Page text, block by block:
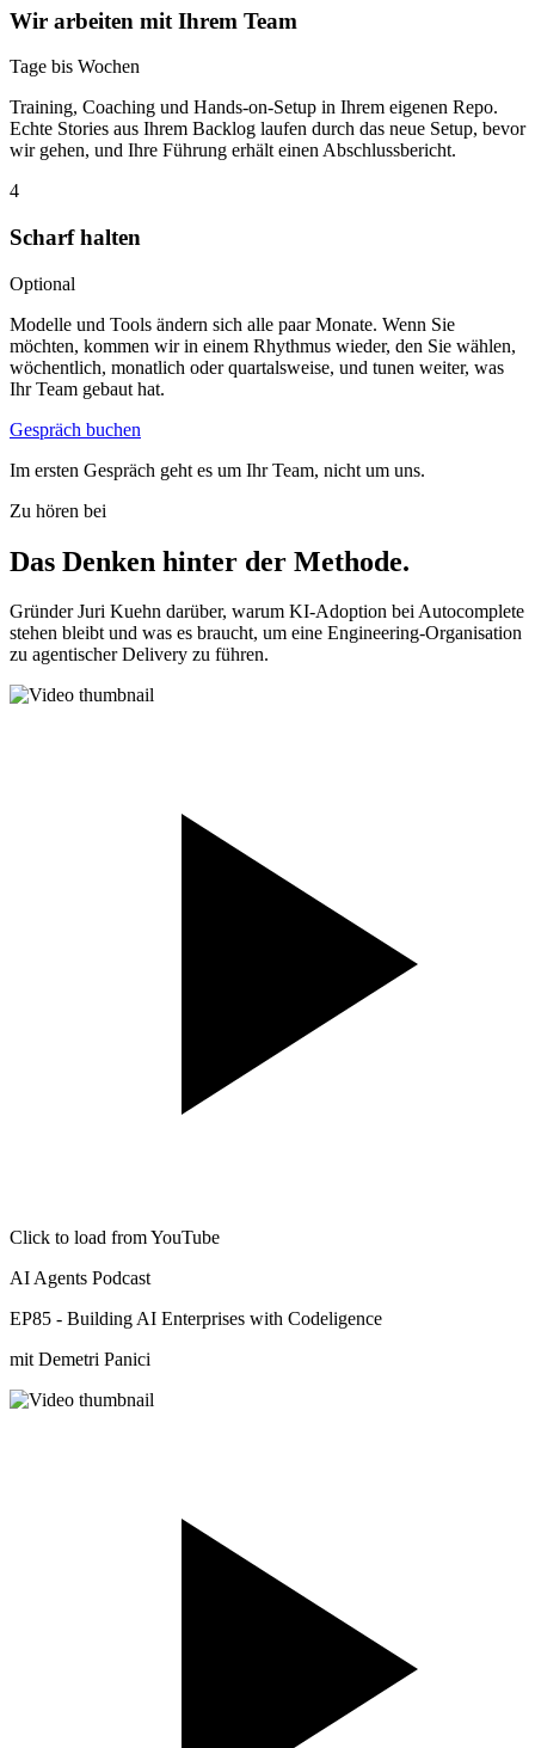
Wir arbeiten mit Ihrem Team
Tage bis Wochen
Training, Coaching und Hands-on-Setup in Ihrem eigenen Repo.
Echte Stories aus Ihrem Backlog laufen durch das neue Setup, bevor
wir gehen, und Ihre Führung erhält einen Abschlussbericht.
4
Scharf halten
Optional
Modelle und Tools ändern sich alle paar Monate. Wenn Sie
möchten, kommen wir in einem Rhythmus wieder, den Sie wählen,
wöchentlich, monatlich oder quartalsweise, und tunen weiter, was
Ihr Team gebaut hat.
Gespräch buchen
Im ersten Gespräch geht es um Ihr Team, nicht um uns.
Zu hören bei
Das Denken hinter der Methode.
Gründer Juri Kuehn darüber, warum KI-Adoption bei Autocomplete
stehen bleibt und was es braucht, um eine Engineering-Organisation
zu agentischer Delivery zu führen.
Click to load from YouTube
AI Agents Podcast
EP85 - Building AI Enterprises with Codeligence
mit Demetri Panici